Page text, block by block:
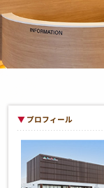
▼ プロフィール